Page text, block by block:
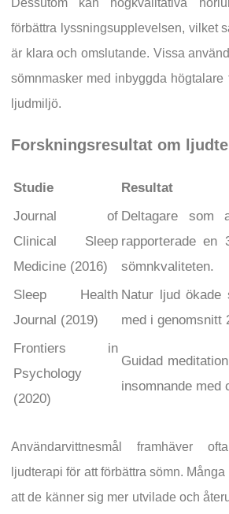
Dessutom kan högkvalitativa
förbättra lyssningsupplevelsen, vilket
är klara och omslutande. Vissa
sömnmasker med inbyggda högtalare
ljudmiljö.
Forskningsresultat om
Studie
Resultat
Journal of
Clinical Sleep
Medicine (2016)
Deltagare som
rapporterade en
sömnkvaliteten.
Sleep Health
Journal (2019)
Natur ljud ökade
med i genomsnitt
Frontiers in
Psychology
(2020)
Guidad
insomnande med
Användarvittnesmål framhäver
ljudterapi för att förbättra sömn.
att de känner sig mer utvilade och